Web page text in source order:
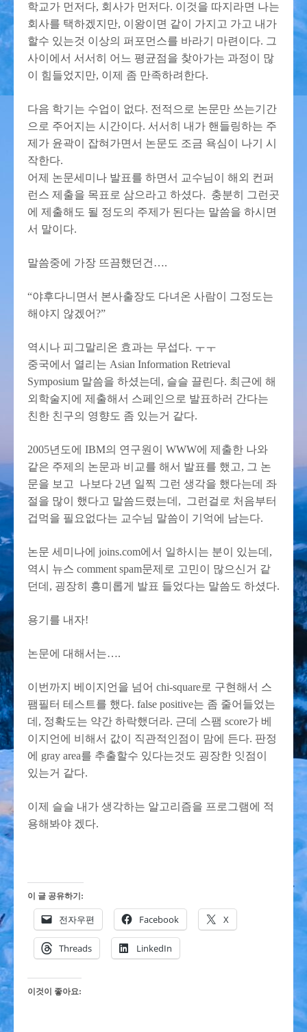
학교가 먼저다, 회사가 먼저다. 이것을 따지라면 나는
회사를 택하겠지만, 이왕이면 같이 가지고 가고 내가
할수 있는것 이상의 퍼포먼스를 바라기 마련이다. 그
사이에서 서서히 어느 평균점을 찾아가는 과정이 많
이 힘들었지만, 이제 좀 만족하려한다.
다음 학기는 수업이 없다. 전적으로 논문만 쓰는기간
으로 주어지는 시간이다. 서서히 내가 핸들링하는 주
제가 윤곽이 잡혀가면서 논문도 조금 욕심이 나기 시
작한다.
어제 논문세미나 발표를 하면서 교수님이 해외 컨퍼
런스 제출을 목표로 삼으라고 하셨다. 충분히 그런곳
에 제출해도 될 정도의 주제가 된다는 말씀을 하시면
서 말이다.
말씀중에 가장 뜨끔했던건….
“야후다니면서 본사출장도 다녀온 사람이 그정도는
해야지 않겠어?”
역시나 피그말리온 효과는 무섭다. ㅜㅜ
중국에서 열리는 Asian Information Retrieval
Symposium 말씀을 하셨는데, 슬슬 끌린다. 최근에 해
외학술지에 제출해서 스페인으로 발표하러 간다는
친한 친구의 영향도 좀 있는거 같다.
2005년도에 IBM의 연구원이 WWW에 제출한 나와
같은 주제의 논문과 비교를 해서 발표를 했고, 그 논
문을 보고 나보다 2년 일찍 그런 생각을 했다는데 좌
절을 많이 했다고 말씀드렸는데, 그런걸로 처음부터
겁먹을 필요없다는 교수님 말씀이 기억에 남는다.
논문 세미나에 joins.com에서 일하시는 분이 있는데,
역시 뉴스 comment spam문제로 고민이 많으신거 같
던데, 굉장히 흥미롭게 발표 들었다는 말씀도 하셨다.
용기를 내자!
논문에 대해서는….
이번까지 베이지언을 넘어 chi-square로 구현해서 스
팸필터 테스트를 했다. false positive는 좀 줄어들었는
데, 정확도는 약간 하락했더라. 근데 스팸 score가 베
이지언에 비해서 값이 직관적인점이 맘에 든다. 판정
에 gray area를 추출할수 있다는것도 굉장한 잇점이
있는거 같다.
이제 슬슬 내가 생각하는 알고리즘을 프로그램에 적
용해봐야 겠다.
이 글 공유하기:
전자우편 Facebook X
Threads LinkedIn
이것이 좋아요: